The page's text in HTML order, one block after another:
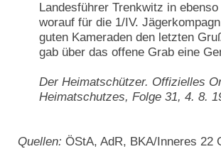
Landesführer Trenkwitz in
worauf für die 1/IV.
guten Kameraden den letzten
gab über das offene Grab eine
Der Heimatschützer. Offizielles
Heimatschutzes, Folge 31, 4. 8.
Quellen: ÖStA, AdR, BKA/Inneres 22